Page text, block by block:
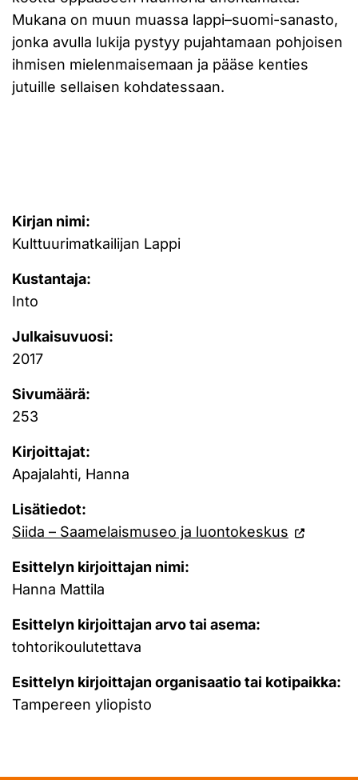
Mukana on muun muassa lappi–suomi-sanasto,
jonka avulla lukija pystyy pujahtamaan pohjoisen
ihmisen mielenmaisemaan ja pääse kenties
jutuille sellaisen kohdatessaan.
Kirjan nimi:
Kulttuurimatkailijan Lappi
Kustantaja:
Into
Julkaisuvuosi:
2017
Sivumäärä:
253
Kirjoittajat:
Apajalahti, Hanna
Lisätiedot:
Siida – Saamelaismuseo ja luontokeskus
Esittelyn kirjoittajan nimi:
Hanna Mattila
Esittelyn kirjoittajan arvo tai asema:
tohtorikoulutettava
Esittelyn kirjoittajan organisaatio tai kotipaikka:
Tampereen yliopisto